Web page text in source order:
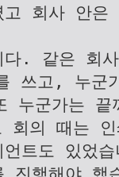
고 회사 안은
다. 같은 회
쓰고, 누군
군가는 끝
회의 때는 인
언트도 있었